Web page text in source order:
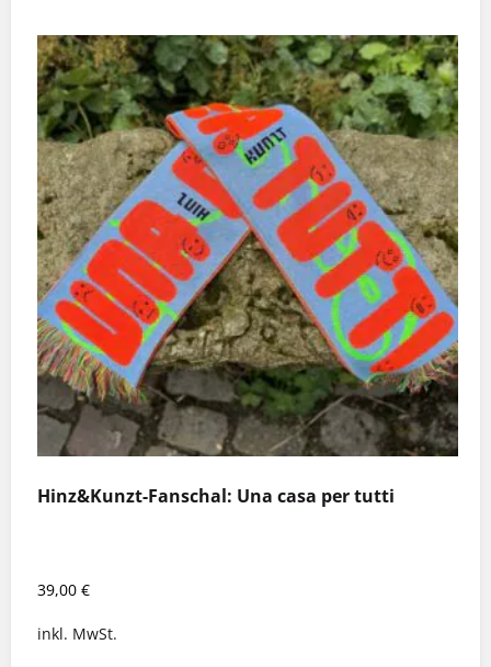
Hinz&Kunzt-Fanschal: Una casa per tutti
39,00 €
inkl. MwSt.